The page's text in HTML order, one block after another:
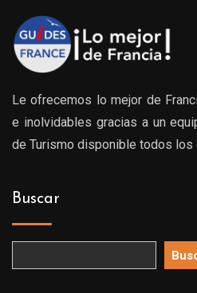
Le ofrecemos lo mejor de
e inolvidables gracias a un
de Turismo disponible todos los
Buscar